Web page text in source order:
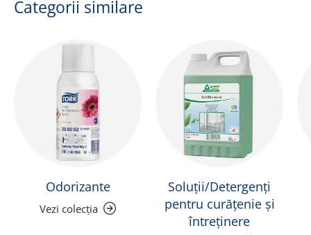
Categorii similare
Odorizante
Vezi colecția
Soluții/Detergenți
pentru curățenie și
întreținere